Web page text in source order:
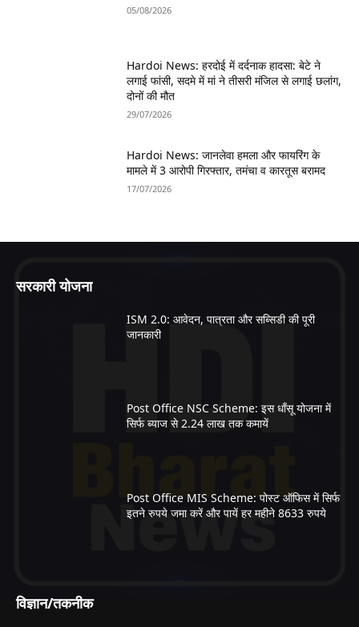
05/08/2026
Hardoi News: हरदोई में दर्दनाक हादसा: बेटे ने
लगाई फांसी, सदमे में मां ने तीसरी मंजिल से लगाई छलांग,
दोनों की मौत
29/07/2026
Hardoi News: जानलेवा हमला और फायरिंग के
मामले में 3 आरोपी गिरफ्तार, तमंचा व कारतूस बरामद
17/07/2026
सरकारी योजना
ISM 2.0: आवेदन, पात्रता और सब्सिडी की पूरी
जानकारी
Post Office NSC Scheme: इस धाँसू योजना में
सिर्फ ब्याज से 2.24 लाख तक कमायें
Post Office MIS Scheme: पोस्ट ऑफिस में सिर्फ
इतने रुपये जमा करें और पायें हर महीने 8633 रुपये
विज्ञान/तकनीक